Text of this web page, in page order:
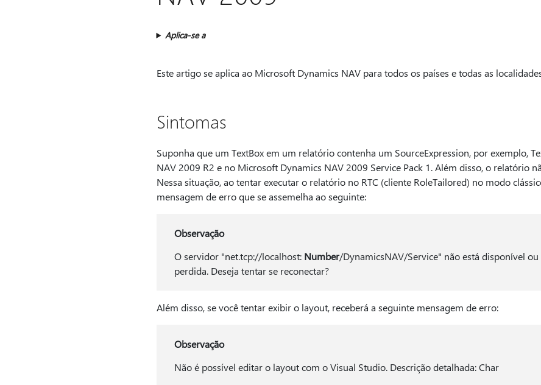
Aplica-se a
Este artigo se aplica ao Microsoft Dynamics NAV para todos os países e todas as
Sintomas
Suponha que um TextBox em um relatório contenha um SourceExpression, por exemplo,
NAV 2009 R2 e no Microsoft Dynamics NAV 2009 Service Pack 1. Além disso, o relatório
Nessa situação, ao tentar executar o relatório no RTC (cliente RoleTailored) no modo
mensagem de erro que se assemelha ao seguinte:
Observação
O servidor "net.tcp://localhost: Number/DynamicsNAV/Service" não está disponível ou
perdida. Deseja tentar se reconectar?
Além disso, se você tentar exibir o layout, receberá a seguinte mensagem de erro:
Observação
Não é possível editar o layout com o Visual Studio. Descrição detalhada: Char